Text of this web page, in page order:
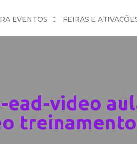
EVENTOS FEIRAS E
video